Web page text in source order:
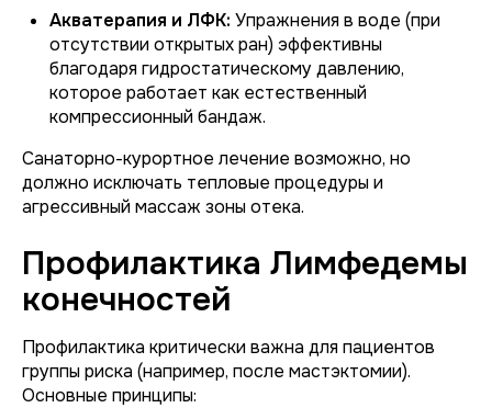
Акватерапия и ЛФК: Упражнения в воде (при
отсутствии открытых ран) эффективны
благодаря гидростатическому давлению,
которое работает как естественный
компрессионный бандаж.
Санаторно-курортное лечение возможно, но
должно исключать тепловые процедуры и
агрессивный массаж зоны отека.
Профилактика Лимфедемы
конечностей
Профилактика критически важна для пациентов
группы риска (например, после мастэктомии).
Основные принципы: